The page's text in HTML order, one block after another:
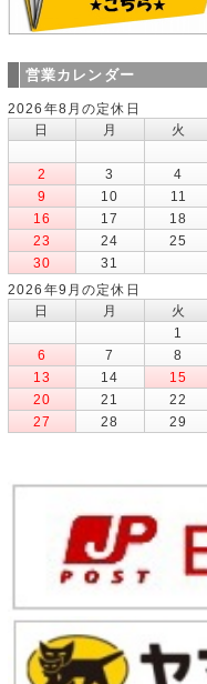
営業カレンダー
2026年8月の定休日
日
月 火
2
3 4
9
10 11
16
17 18
23
24 25
30
31
2026年9月の定休日
日
月 火
1
6
7 8
13
14 15
20
21 22
27
28 29